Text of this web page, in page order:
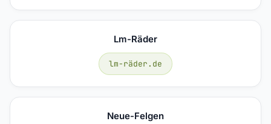
Lm-Räder
lm-räder.de
Neue-Felgen